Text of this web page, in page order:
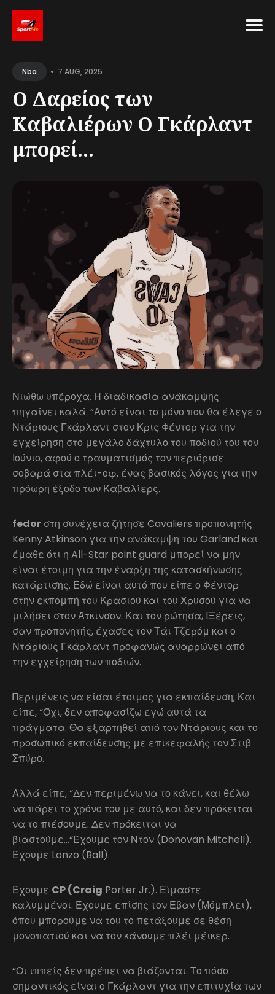
forNba • 7 AUG, 2025
Ο Δαρείος των
Καβαλιέρων Ο Γκάρλαντ
μπορεί...
Νιώθω υπέροχα. Η διαδικασία ανάκαμψης
πηγαίνει καλά. “Αυτό είναι το μόνο που θα έλεγε ο
Ντάριους Γκάρλαντ στον Κρις Φέντορ για την
εγχείρηση στο μεγάλο δάχτυλο του ποδιού του τον
Ιούνιο, αφού ο τραυματισμός τον περιόρισε
σοβαρά στα πλέι-οφ, ένας βασικός λόγος για την
πρόωρη έξοδο των Καβαλίερς.
fedor στη συνέχεια ζήτησε Cavaliers προπονητής
Kenny Atkinson για την ανάκαμψη του Garland και
έμαθε ότι η All-Star point guard μπορεί να μην
είναι έτοιμη για την έναρξη της κατασκήνωσης
κατάρτισης. Εδώ είναι αυτό που είπε ο Φέντορ
στην εκπομπή του Κρασιού και του Χρυσού για να
μιλήσει στον Άτκινσον. Και τον ρώτησα, IΞέρεις,
σαν προπονητής, έχασες τον Τάι Τζερόμ και ο
Ντάριους Γκάρλαντ προφανώς αναρρώνει από
την εγχείρηση των ποδιών.
Περιμένεις να είσαι έτοιμος για εκπαίδευση; Και
είπε, “Όχι, δεν αποφασίζω εγώ αυτά τα
πράγματα. Θα εξαρτηθεί από τον Ντάριους και το
προσωπικό εκπαίδευσης με επικεφαλής τον Στιβ
Σπύρο.
Αλλά είπε, “Δεν περιμένω να το κάνει, και θέλω
να πάρει το χρόνο του με αυτό, και δεν πρόκειται
να το πιέσουμε. Δεν πρόκειται να
βιαστούμε…“Έχουμε τον Ντον (Donovan Mitchell).
Έχουμε Lonzo (Ball).
Έχουμε CP (Craig Porter Jr.). Είμαστε
καλυμμένοι. Έχουμε επίσης τον Έβαν (Μόμπλει),
όπου μπορούμε να του το πετάξουμε σε θέση
μονοπατιού και να τον κάνουμε πλέι μέικερ.
“Οι ιππείς δεν πρέπει να βιάζονται. Το πόσο
σημαντικός είναι ο Γκάρλαντ για την επιτυχία των